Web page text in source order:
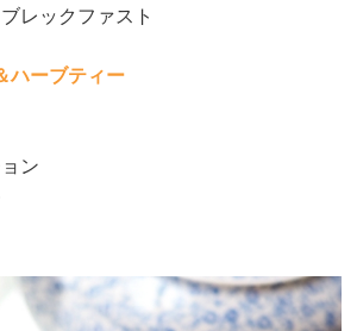
レックファスト
ハーブティー
ン